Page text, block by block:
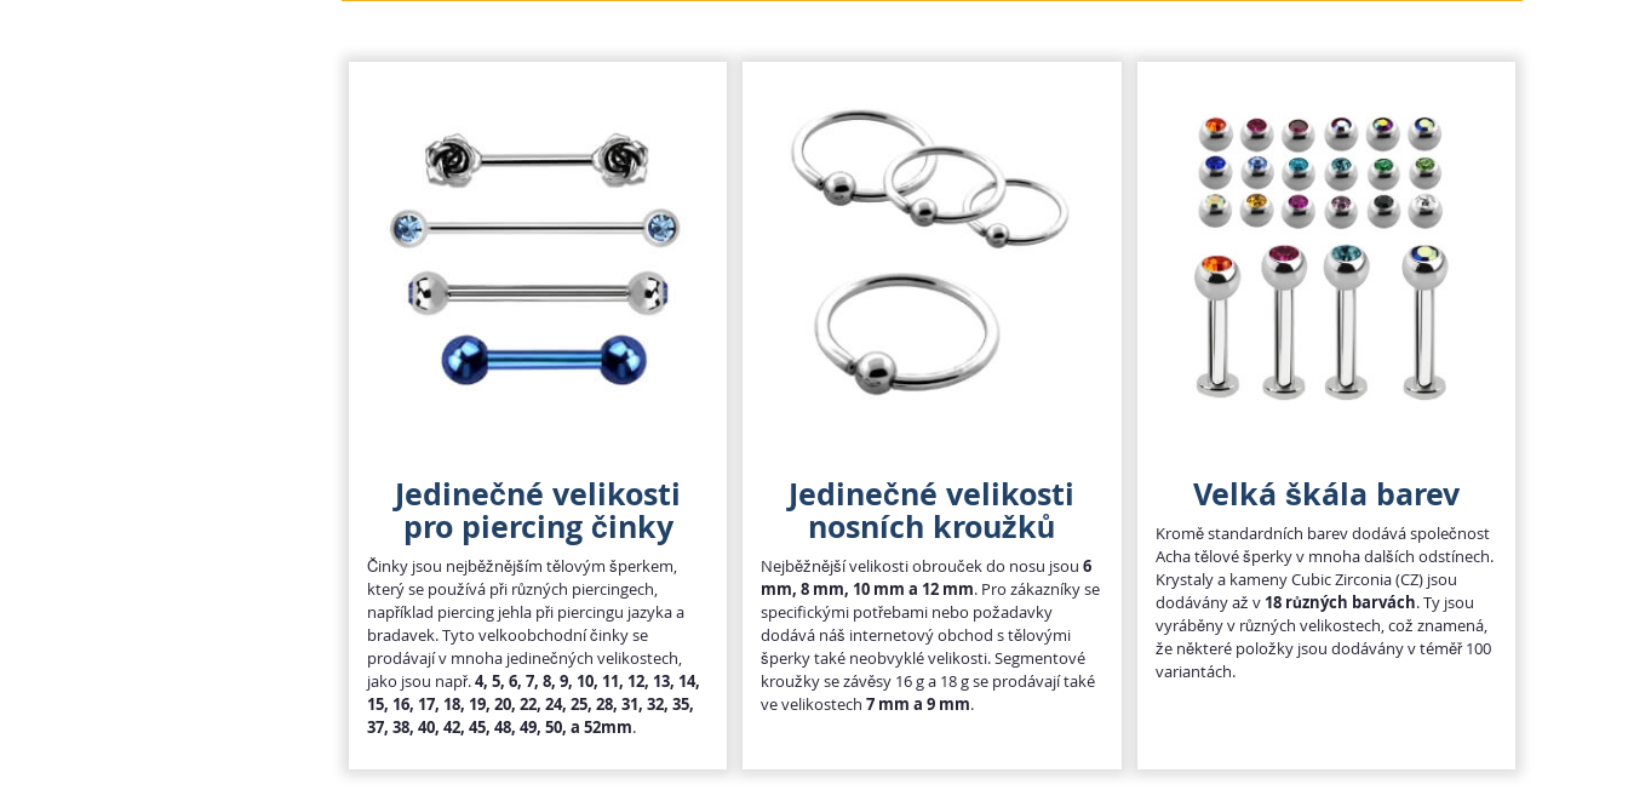
Jedinečné velikosti
pro piercing činky
Činky jsou nejběžnějším tělovým šperkem,
který se používá při různých piercingech,
například piercing jehla při piercingu jazyka a
bradavek. Tyto velkoobchodní činky se
prodávají v mnoha jedinečných velikostech,
jako jsou např.4, 5, 6, 7, 8, 9, 10, 11, 12, 13, 14,
15, 16, 17, 18, 19, 20, 22, 24, 25, 28, 31, 32, 35,
37, 38, 40, 42, 45, 48, 49, 50, a 52mm.
Jedinečné velikosti
nosních kroužků
Nejběžnější velikosti obrouček do nosu jsou6
mm, 8 mm, 10 mm a 12 mm. Pro zákazníky se
specifickými potřebami nebo požadavky
dodává náš internetový obchod s tělovými
šperky také neobvyklé velikosti. Segmentové
kroužky se závěsy 16 g a 18 g se prodávají také
ve velikostech7 mm a 9 mm.
Velká škála barev
Kromě standardních barev dodává společnost
Acha tělové šperky v mnoha dalších odstínech.
Krystaly a kameny Cubic Zirconia (CZ) jsou
dodávány až v 18 různých barvách. Ty jsou
vyráběny v různých velikostech, což znamená,
že některé položky jsou dodávány v téměř 100
variantách.